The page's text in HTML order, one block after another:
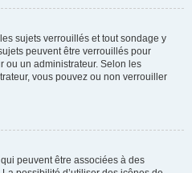
sujets verrouillés et tout sondage y
peuvent être verrouillés pour
ou un administrateur. Selon les
vous pouvez ou non verrouiller
peuvent être associées à des